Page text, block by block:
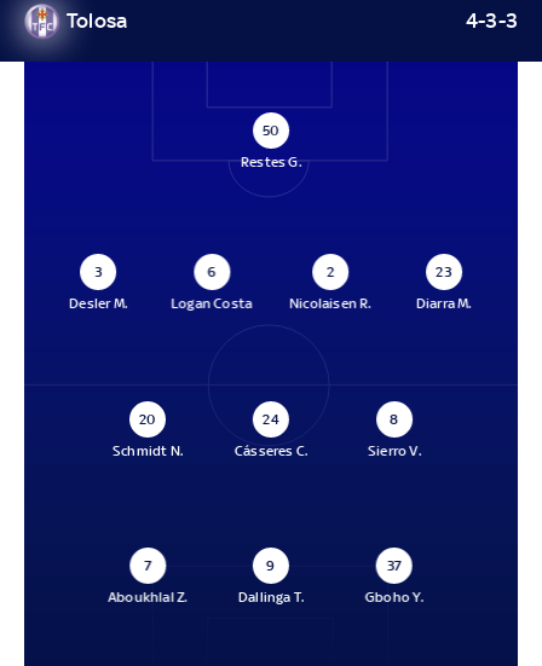
Tolosa 4-3-3
50
Restes G.
3
Desler M.
6
Logan Costa
2
Nicolaisen R.
23
Diarra M.
20
Schmidt N.
24
Cásseres C.
8
Sierro V.
7
Aboukhlal Z.
9
Dallinga T.
37
Gboho Y.